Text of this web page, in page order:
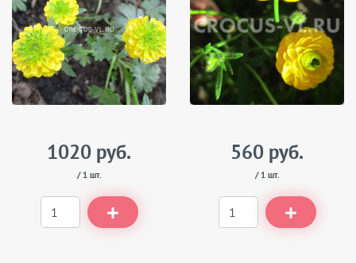
1020 руб.
/ 1 шт.
560 руб.
/ 1 шт.